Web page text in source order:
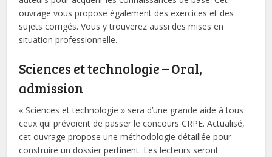
ouvrage vous propose également des exercices et des
sujets corrigés. Vous y trouverez aussi des mises en
situation professionnelle.
Sciences et technologie – Oral,
admission
« Sciences et technologie » sera d’une grande aide à tous
ceux qui prévoient de passer le concours CRPE. Actualisé,
cet ouvrage propose une méthodologie détaillée pour
construire un dossier pertinent. Les lecteurs seront